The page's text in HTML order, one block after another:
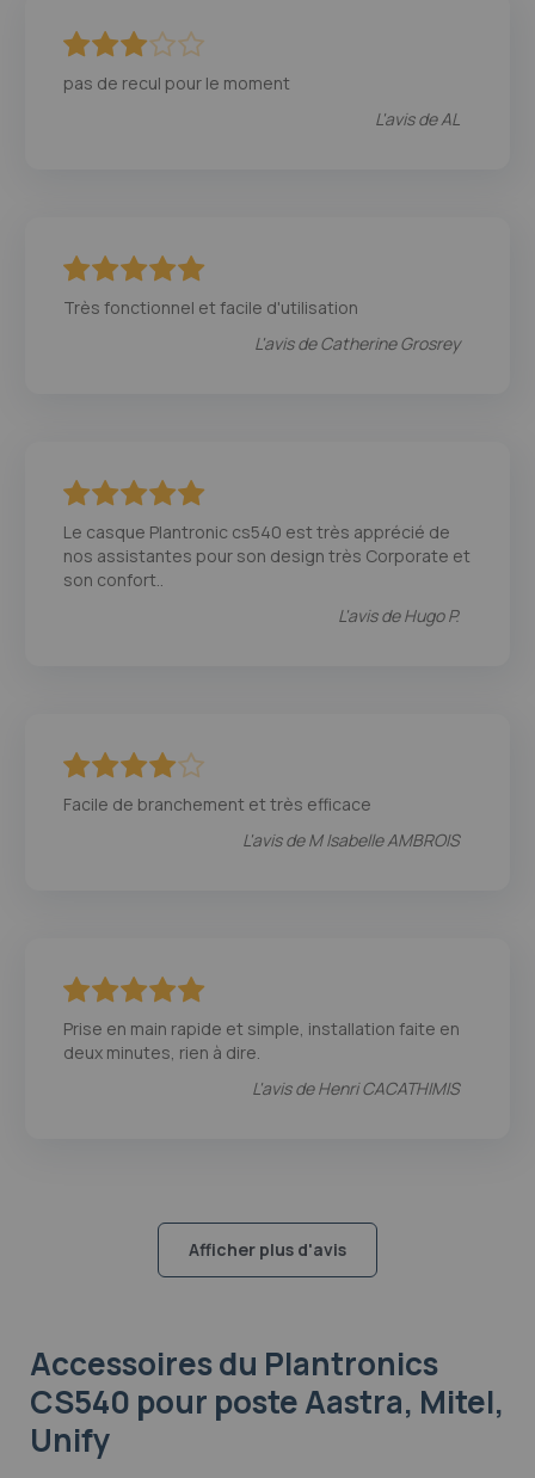
pas de recul pour le moment
L'avis deAL
Très fonctionnel et facile d'utilisation
L'avis deCatherine Grosrey
Le casque Plantronic cs540 est très apprécié de
nos assistantes pour son design très Corporate et
son confort..
L'avis deHugo P.
Facile de branchement et très efficace
L'avis deM Isabelle AMBROIS
Prise en main rapide et simple, installation faite en
deux minutes, rien à dire.
L'avis deHenri CACATHIMIS
Afficher plus d'avis
Accessoiresdu Plantronics
CS540 pour poste Aastra, Mitel,
Unify